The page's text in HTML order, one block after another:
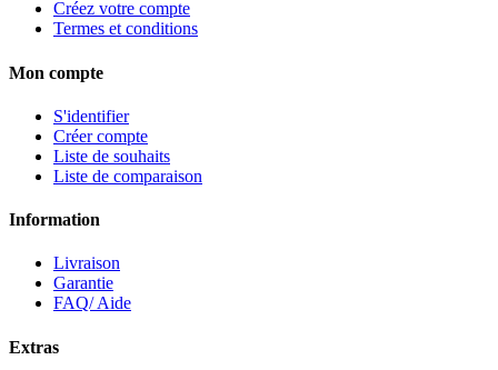
Créez votre compte
Termes et conditions
Mon compte
S'identifier
Créer compte
Liste de souhaits
Liste de comparaison
Information
Livraison
Garantie
FAQ/ Aide
Extras